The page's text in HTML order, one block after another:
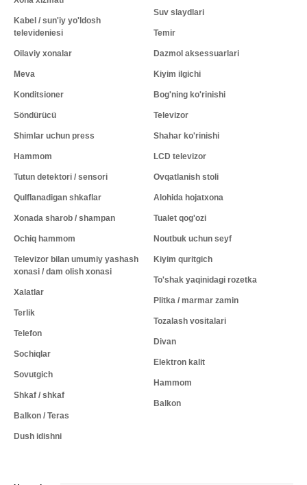
Kabel / sun'iy yo'ldosh
televideniesi
Oilaviy xonalar
Meva
Konditsioner
Söndürücü
Shimlar uchun press
Hammom
Tutun detektori / sensori
Qulflanadigan shkaflar
Xonada sharob / shampan
Ochiq hammom
Televizor bilan umumiy yashash
xonasi / dam olish xonasi
Xalatlar
Terlik
Telefon
Sochiqlar
Sovutgich
Shkaf / shkaf
Balkon / Teras
Dush idishni
Suv slaydlari
Temir
Dazmol aksessuarlari
Kiyim ilgichi
Bog'ning ko'rinishi
Televizor
Shahar ko'rinishi
LCD televizor
Ovqatlanish stoli
Alohida hojatxona
Tualet qog'ozi
Noutbuk uchun seyf
Kiyim quritgich
To'shak yaqinidagi rozetka
Plitka / marmar zamin
Tozalash vositalari
Divan
Elektron kalit
Hammom
Balkon